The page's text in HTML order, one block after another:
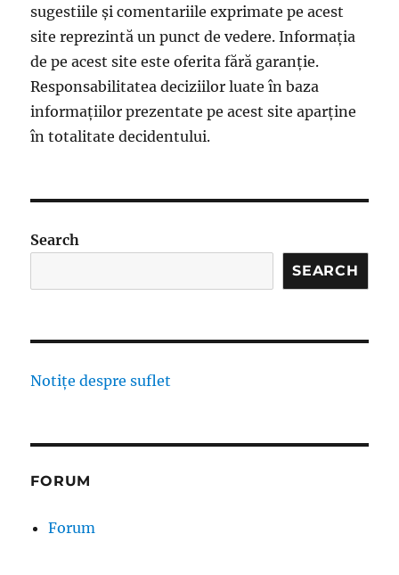
sugestiile și comentariile exprimate pe acest
site reprezintă un punct de vedere. Informația
de pe acest site este oferita fără garanție.
Responsabilitatea deciziilor luate în baza
informațiilor prezentate pe acest site aparține
în totalitate decidentului.
Search
SEARCH
Notițe despre suflet
FORUM
Forum